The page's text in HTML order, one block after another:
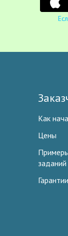
Как
Цены
заданий
Гарантии